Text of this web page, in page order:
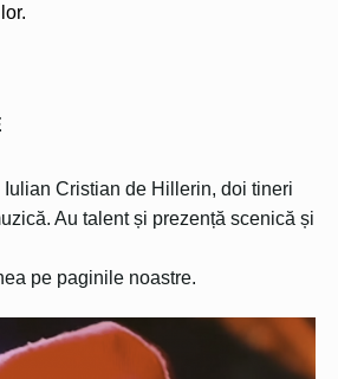
Cristian de Hillerin, doi tineri
Au talent și prezență scenică și
pe paginile noastre.